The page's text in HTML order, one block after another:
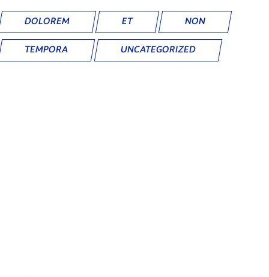
DOLOREM ET NON
TEMPORA UNCATEGORIZED